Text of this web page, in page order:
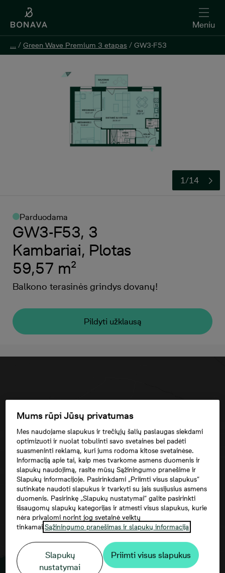
Meniu
... / Green Wave Premium 3 etapas / GW3-F53
1/14
Parduodama
GW3-F53, 3
Kambariai, Plotas
59,57 m²
Balkono terasinės grindys dovanų!
Pildyti užklausą
... / Green Wave Premium 3 etapas / GW3-F53
Pildyti užklausą
Norėdami matyti šį žemėlapį, jūs turite
sutikti su trečiųjų šalių paslaugomis
Mums rūpi Jūsų privatumas
Mes naudojame slapukus ir trečiųjų šalių paslaugas siekdami
optimizuoti ir nuolat tobulinti savo svetaines bei padėti
suasmeninti reklamą, kuri jums rodoma kitose svetainėse.
Informaciją apie tai, kaip mes tvarkome asmens duomenis ir
slapukų naudojimą, rasite mūsų Sąžiningumo pranešime ir
Slapukų informacijoje. Pasirinkdami „Priimti visus slapukus“
sutinkate naudoti slapukus ir tvarkyti su jais susijusius asmens
duomenis. Pasirinkę „Slapukų nustatymai“ galite pasirinkti
išsaugomų slapukų kategorijas ir atmesti visus slapukus, kurie
nėra privalomi norint jog svetainė veiktų
tinkamai.Sąžiningumo pranešimas ir slapukų informacija
Slapukų
nustatymai
Priimti visus slapukus